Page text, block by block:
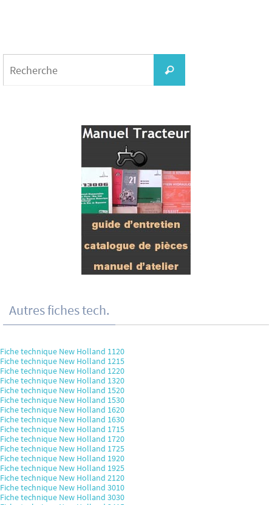
Recherche
Autres fiches tech.
Fiche technique New Holland 1120
Fiche technique New Holland 1215
Fiche technique New Holland 1220
Fiche technique New Holland 1320
Fiche technique New Holland 1520
Fiche technique New Holland 1530
Fiche technique New Holland 1620
Fiche technique New Holland 1630
Fiche technique New Holland 1715
Fiche technique New Holland 1720
Fiche technique New Holland 1725
Fiche technique New Holland 1920
Fiche technique New Holland 1925
Fiche technique New Holland 2120
Fiche technique New Holland 3010
Fiche technique New Holland 3030